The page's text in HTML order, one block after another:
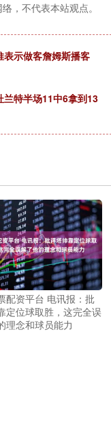
，不代表本站观点。
示做客詹姆斯播客
兰特半场11中6拿到13
配资平台 电讯报：批
定位球取胜，这完全误
理念和球员能力